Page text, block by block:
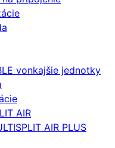
vonkajšie jednotky
AIR
AIR PLUS